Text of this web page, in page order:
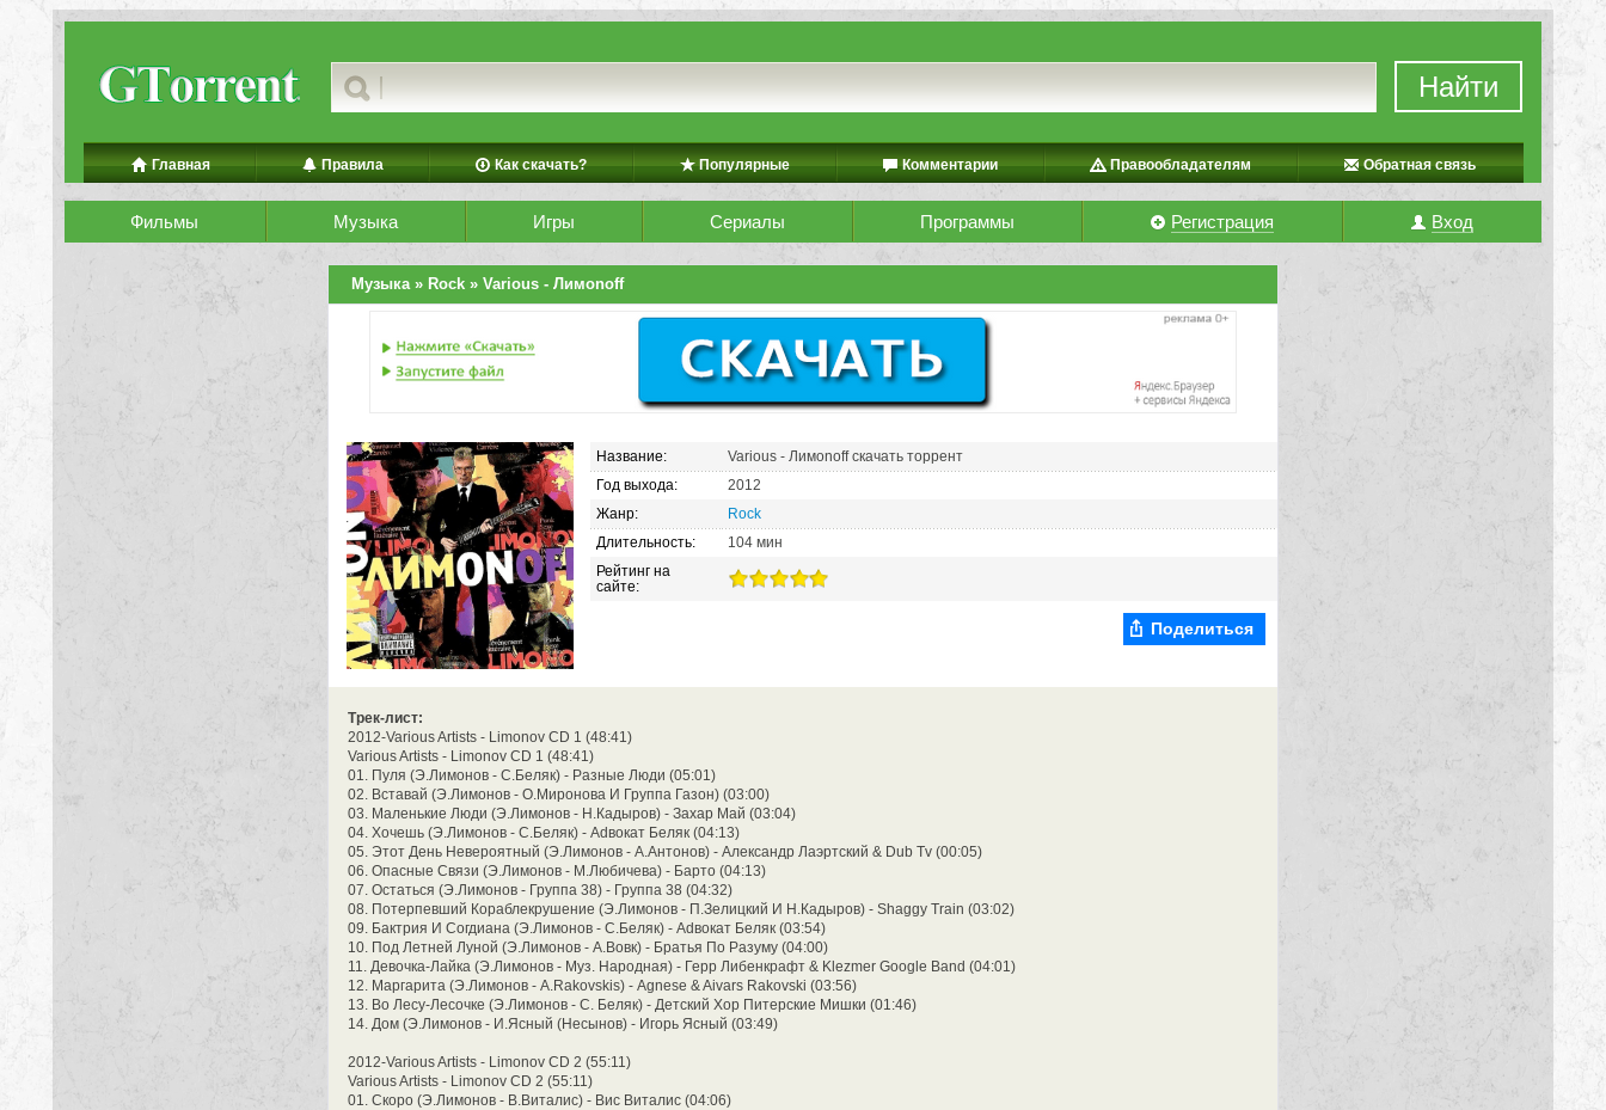
Найти
Главная Правила Как скачать? Популярные Комментарии Правообладателям Обратная связь
Фильмы Музыка Игры Сериалы Программы Регистрация Вход
Музыка» Rock » Various - Лимonoff
Название:
Various - Лимonoff скачать торрент
Год выхода:
2012
Жанр:
Rock
Длительность:
104 мин
Рейтинг на
сайте:
Поделиться
Трек-лист:
2012-Various Artists - Limonov CD 1 (48:41)
Various Artists - Limonov CD 1 (48:41)
01. Пуля (Э.Лимонов - С.Беляк) - Разные Люди (05:01)
02. Вставай (Э.Лимонов - О.Миронова И Группа Газон) (03:00)
03. Маленькие Люди (Э.Лимонов - Н.Кадыров) - Захар Май (03:04)
04. Хочешь (Э.Лимонов - С.Беляк) - Аdвокат Беляк (04:13)
05. Этот День Невероятный (Э.Лимонов - А.Антонов) - Александр Лаэртский & Dub Tv (00:05)
06. Опасные Связи (Э.Лимонов - М.Любичева) - Барто (04:13)
07. Остаться (Э.Лимонов - Группа 38) - Группа 38 (04:32)
08. Потерпевший Кораблекрушение (Э.Лимонов - П.Зелицкий И Н.Кадыров) - Shaggy Train (03:02)
09. Бактрия И Согдиана (Э.Лимонов - С.Беляк) - Аdвокат Беляк (03:54)
10. Под Летней Луной (Э.Лимонов - А.Вовк) - Братья По Разуму (04:00)
11. Девочка-Лайка (Э.Лимонов - Муз. Народная) - Герр Либенкрафт & Klezmer Google Band (04:01)
12. Маргарита (Э.Лимонов - A.Rakovskis) - Agnese & Aivars Rakovski (03:56)
13. Во Лесу-Лесочке (Э.Лимонов - С. Беляк) - Детский Хор Питерские Мишки (01:46)
14. Дом (Э.Лимонов - И.Ясный (Несынов) - Игорь Ясный (03:49)
2012-Various Artists - Limonov CD 2 (55:11)
Various Artists - Limonov CD 2 (55:11)
01. Скоро (Э.Лимонов - В.Виталис) - Вис Виталис (04:06)